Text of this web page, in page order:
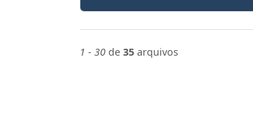
1 - 30 de 35 arquivos